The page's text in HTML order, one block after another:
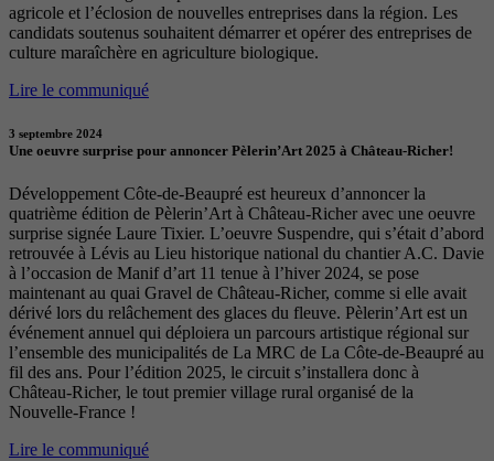
agricole et l’éclosion de nouvelles entreprises dans la région. Les
candidats soutenus souhaitent démarrer et opérer des entreprises de
culture maraîchère en agriculture biologique.
Lire le communiqué
3 septembre 2024
Une oeuvre surprise pour annoncer Pèlerin’Art 2025 à Château-Richer!
Développement Côte-de-Beaupré est heureux d’annoncer la
quatrième édition de Pèlerin’Art à Château-Richer avec une oeuvre
surprise signée Laure Tixier. L’oeuvre Suspendre, qui s’était d’abord
retrouvée à Lévis au Lieu historique national du chantier A.C. Davie
à l’occasion de Manif d’art 11 tenue à l’hiver 2024, se pose
maintenant au quai Gravel de Château-Richer, comme si elle avait
dérivé lors du relâchement des glaces du fleuve. Pèlerin’Art est un
événement annuel qui déploiera un parcours artistique régional sur
l’ensemble des municipalités de La MRC de La Côte-de-Beaupré au
fil des ans. Pour l’édition 2025, le circuit s’installera donc à
Château-Richer, le tout premier village rural organisé de la
Nouvelle-France !
Lire le communiqué